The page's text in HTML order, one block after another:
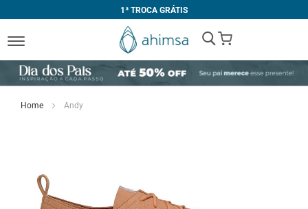
1ª TROCA GRÁTIS
My Cart
Home Andy